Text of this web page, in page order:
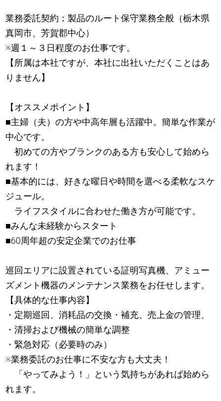
業務委託契約：製品のルート保守業務全般（栃木県
真岡市、芳賀郡中心）
※週１～３日程度のお仕事です。
【所属は本社ですが、本社に出社いただくことはあ
りません】
【オススメポイント】
■主婦（夫）の方や中高年層も活躍中。簡単な作業が
中心です。
初めての方やブランクのある方も安心して始めら
れます！
■基本的には、好きな曜日や時間を選べる柔軟なスケ
ジュール。
ライフスタイルに合わせた働き方が可能です。
■みんな未経験からスタート
■60周年超の安定企業でのお仕事
巡回エリアに設置されている証明写真機、アミュー
ズメント機器のメンテナンス業務をお任せします。
【具体的な仕事内容】
・定期巡回、消耗品の交換・補充、売上金の管理、
・清掃および機械の簡単な調整
・緊急対応（必要時のみ）
※業務委託のお仕事に不安な方も大丈夫！
「やってみよう！」という気持ちがあれば始めら
れます。